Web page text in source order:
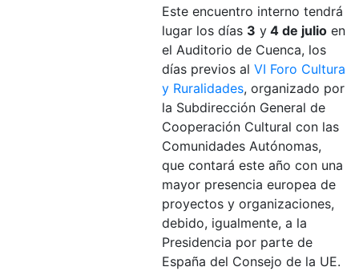
Este encuentro interno tendrá
lugar los días 3 y4 de julioen
el Auditorio de Cuenca, los
días previos al VI Foro Cultura
y Ruralidades, organizado por
la Subdirección General de
Cooperación Cultural con las
Comunidades Autónomas,
que contará este año con una
mayor presencia europea de
proyectos y organizaciones,
debido, igualmente, a la
Presidencia por parte de
España del Consejo de la UE.